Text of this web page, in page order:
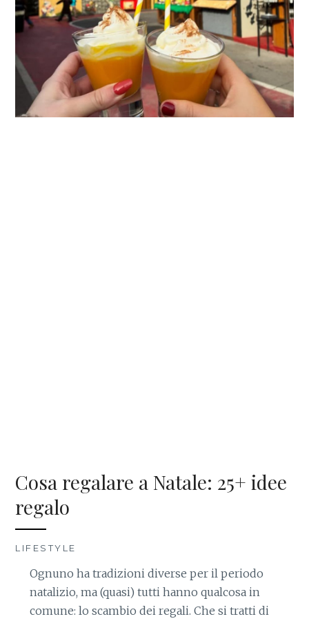
Cosa regalare a Natale: 25+ idee
regalo
LIFESTYLE
Ognuno ha tradizioni diverse per il periodo
natalizio, ma (quasi) tutti hanno qualcosa in
comune: lo scambio dei regali. Che si tratti di